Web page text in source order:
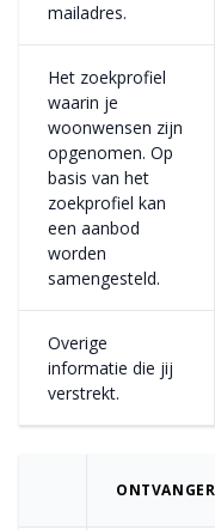
mailadres.
Het zoekprofiel
waarin je
woonwensen zijn
opgenomen. Op
basis van het
zoekprofiel kan
een aanbod
worden
samengesteld.
Overige
informatie die jij
verstrekt.